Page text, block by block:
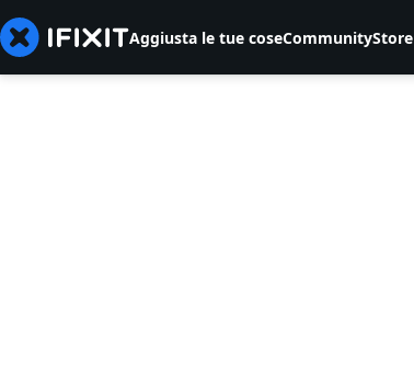
Aggiusta le tue coseCommunityStore